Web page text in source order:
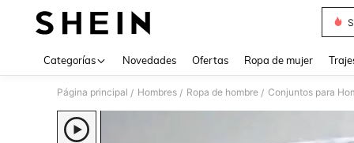
Categorías Novedades Ofertas Ropa de mujer
Página principal / Hombres / Ropa de hombre / Conjuntos para